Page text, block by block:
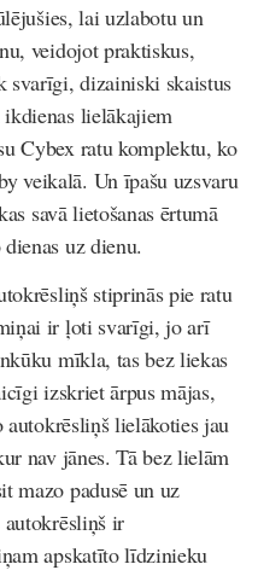
lai uzlabotu un
veidojot praktiskus,
svarīgi, dizainiski skaistus
lielākajiem
Cybex ratu komplektu, ko
veikalā. Un īpašu uzsvaru
savā lietošanas ērtumā
uz dienu.
stiprinās pie ratu
ir ļoti svarīgi, jo arī
mīkla, tas bez liekas
izskriet ārpus mājas,
lielākoties jau
nav jānes. Tā bez lielām
mazo padusē un uz
ir
apskatīto līdzinieku